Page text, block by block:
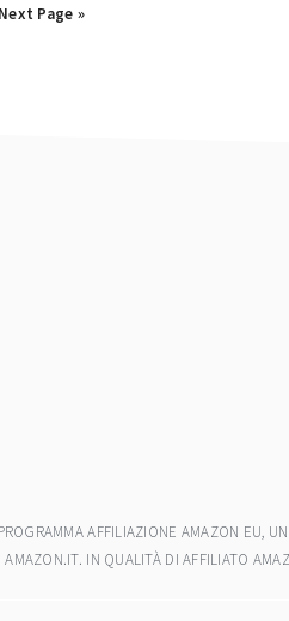
Go
Next Page »
AFFILIAZIONE AMAZON EU,
IN QUALITÀ DI AFFILIATO